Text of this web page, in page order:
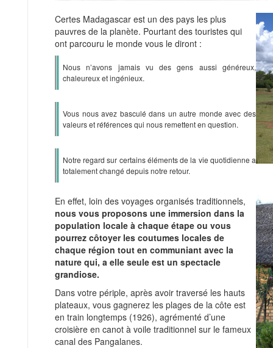
Certes Madagascar est un des pays les plus
pauvres de la planète. Pourtant des touristes qui
ont parcouru le monde vous le diront :
Nous n’avons jamais vu des gens aussi généreux,
chaleureux et ingénieux.
Vous nous avez basculé dans un autre monde avec des
valeurs et références qui nous remettent en question.
Notre regard sur certains éléments de la vie quotidienne a
totalement changé depuis notre retour.
En effet, loin des voyages organisés traditionnels,
nous vous proposons une immersion dans la
population locale à chaque étape ou vous
pourrez côtoyer les coutumes locales de
chaque région tout en communiant avec la
nature qui, a elle seule est un spectacle
grandiose.
Dans votre périple, après avoir traversé les hauts
plateaux, vous gagnerez les plages de la côte est
en train longtemps (1926), agrémenté d’une
croisière en canot à voile traditionnel sur le fameux
canal des Pangalanes.